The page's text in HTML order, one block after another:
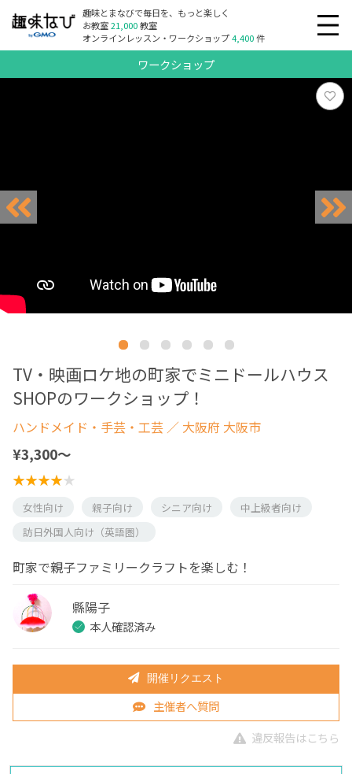
趣味とまなびで毎日を、もっと楽しく
お教室21,000教室
オンラインレッスン・ワークショップ4,400件
ワークショップ
TV・映画ロケ地の町家でミニドールハウス
SHOPのワークショップ！
ハンドメイド・手芸・工芸 ／ 大阪府 大阪市
¥3,300〜
女性向け 親子向け シニア向け
中上級者向け
訪日外国人向け（英語圏）
町家で親子ファミリークラフトを楽しむ！
縣陽子
本人確認済み
開催リクエスト
主催者へ質問
違反報告はこちら